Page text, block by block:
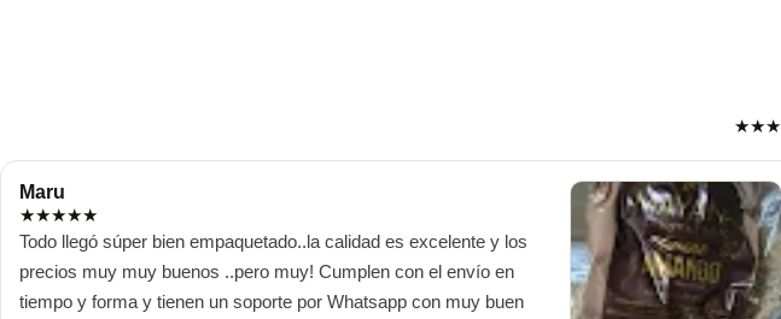
★★★
Maru
★★★★★
Todo llegó súper bien empaquetado..la calidad es excelente y los
precios muy muy buenos ..pero muy! Cumplen con el envío en
tiempo y forma y tienen un soporte por Whatsapp con muy buen